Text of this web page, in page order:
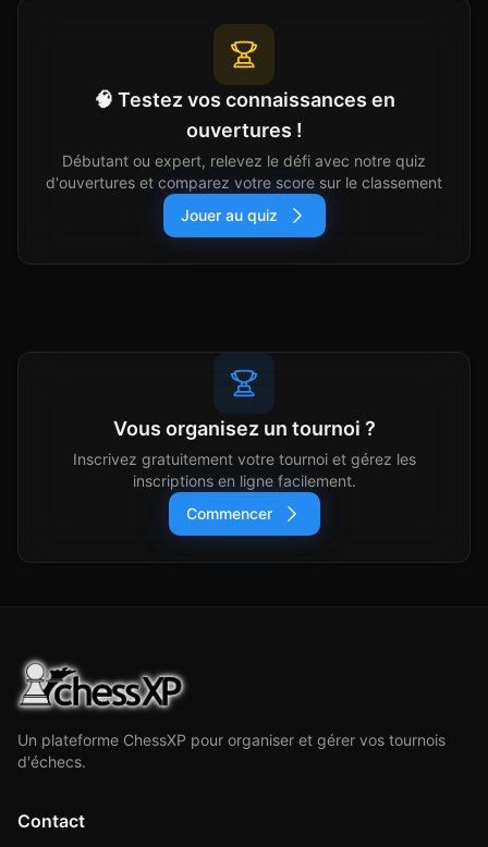
🧠 Testez vos connaissances en
ouvertures !
Débutant ou expert, relevez le défi avec notre quiz
d'ouvertures et comparez votre score sur le classement
Jouer au quiz
Vous organisez un tournoi ?
Inscrivez gratuitement votre tournoi et gérez les
inscriptions en ligne facilement.
Commencer
Un plateforme ChessXP pour organiser et gérer vos tournois
d'échecs.
Contact